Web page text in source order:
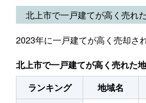
北上市で一戸建てが高く売れ
2023年に一戸建てが高く売却さ
北上市で一戸建てが高く売れた
ランキング
地域名